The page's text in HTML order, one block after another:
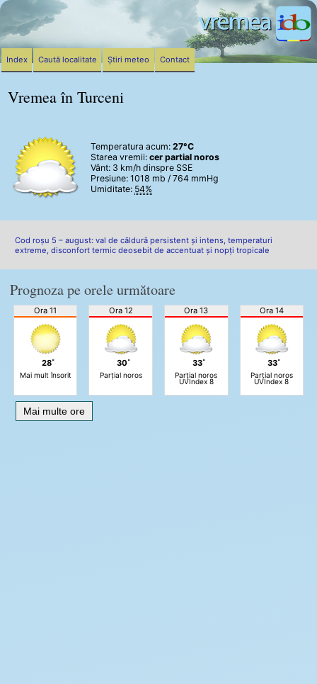
Vremea în Turceni
Temperatura acum: 27°C
Starea vremii: cer partial noros
Vânt: 3 km/h dinspre SSE
Presiune: 1018 mb / 764 mmHg
Umiditate: 54%
Cod roșu 5 – august: val de căldură persistent și intens, temperaturi
extreme, disconfort termic deosebit de accentuat și nopți tropicale
Prognoza pe orele următoare
Ora 11
28˚
Mai mult însorit
Ora 12
30˚
Parțial noros
Ora 13
33˚
Parțial noros
UVIndex 8
Ora 14
33˚
Parțial noros
UVIndex 8
Mai multe ore
Index Caută localitate Știri meteo Contact